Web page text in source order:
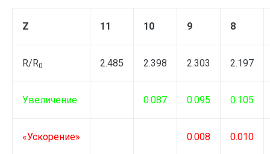
Z 11 10 9 8
R/R0 2.485 2.398 2.303 2.197
Увеличение 0.087 0.095 0.105
«Ускорение» 0.008 0.010